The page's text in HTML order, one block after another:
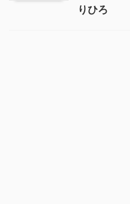
りひろ